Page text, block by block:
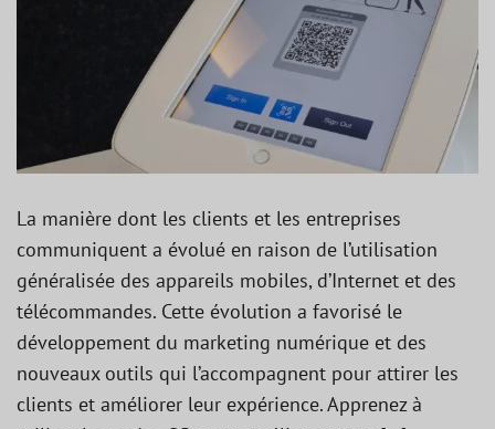
La manière dont les clients et les entreprises
communiquent a évolué en raison de l’utilisation
généralisée des appareils mobiles, d’Internet et des
télécommandes. Cette évolution a favorisé le
développement du marketing numérique et des
nouveaux outils qui l’accompagnent pour attirer les
clients et améliorer leur expérience. Apprenez à